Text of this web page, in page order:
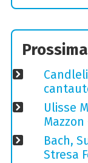
Ulisse
Mazzon
Bach,
Stresa